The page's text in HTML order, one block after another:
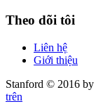
Theo dõi tôi
Liên hệ
Giới thiệu
Stanford © 2016 by
trên